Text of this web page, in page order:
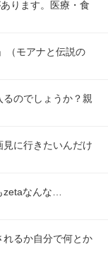
ります。医療・食
（モアナと伝説の
のでしょうか？親
に行きたいんだけ
zetaなんな…
るか自分で何とか